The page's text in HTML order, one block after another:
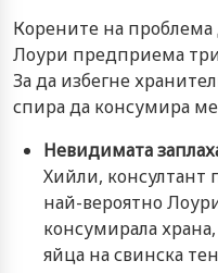
Корените на проблема
Лоури предприема
За да избегне
спира да консумира
Невидимата
Хийли, консултант
най-вероятно
консумирала
яйца на свинска